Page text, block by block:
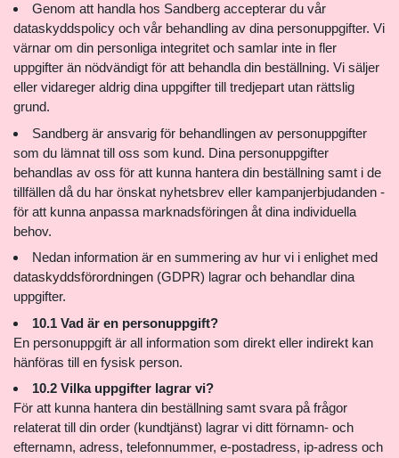
Genom att handla hos Sandberg accepterar du vår
dataskyddspolicy och vår behandling av dina personuppgifter. Vi
värnar om din personliga integritet och samlar inte in fler
uppgifter än nödvändigt för att behandla din beställning. Vi säljer
eller vidareger aldrig dina uppgifter till tredjepart utan rättslig
grund.
Sandberg är ansvarig för behandlingen av personuppgifter
som du lämnat till oss som kund. Dina personuppgifter
behandlas av oss för att kunna hantera din beställning samt i de
tillfällen då du har önskat nyhetsbrev eller kampanjerbjudanden -
för att kunna anpassa marknadsföringen åt dina individuella
behov.
Nedan information är en summering av hur vi i enlighet med
dataskyddsförordningen (GDPR) lagrar och behandlar dina
uppgifter.
10.1 Vad är en personuppgift?
En personuppgift är all information som direkt eller indirekt kan
hänföras till en fysisk person.
10.2 Vilka uppgifter lagrar vi?
För att kunna hantera din beställning samt svara på frågor
relaterat till din order (kundtjänst) lagrar vi ditt förnamn- och
efternamn, adress, telefonnummer, e-postadress, ip-adress och